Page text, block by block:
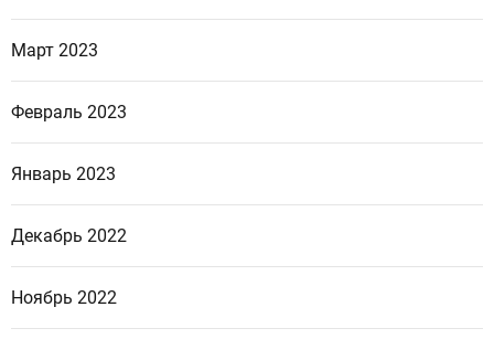
Март 2023
Февраль 2023
Январь 2023
Декабрь 2022
Ноябрь 2022